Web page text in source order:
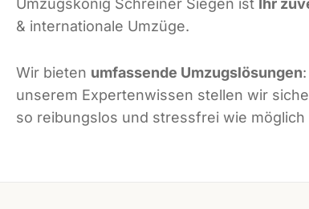
Umzugskönig Schreiner Siegen ist Ihr
& internationale Umzüge.
Wir bieten umfassende Umzugslösungen
unserem Expertenwissen stellen wir
so reibungslos und stressfrei wie möglich